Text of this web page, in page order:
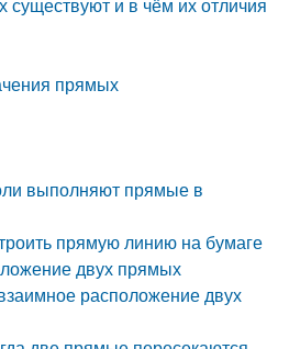
прямых
выполняют прямые в
прямую линию на бумаге
двух прямых
расположение двух